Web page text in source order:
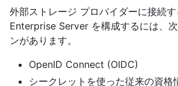
外部ストレージ プロバイダーに接続
Enterprise Server を構成するには、
ンがあります。
OpenID Connect (OIDC)
シークレットを使った従来の資格